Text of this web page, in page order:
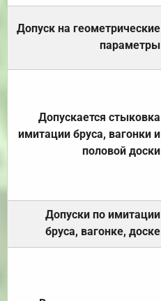
Допуск на геометрические
параметры
Допускается стыковка
имитации бруса, вагонки и
половой доски
Допуски по имитации
бруса, вагонке, доске